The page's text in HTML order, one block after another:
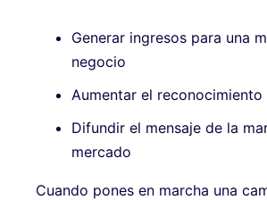
Generar ingresos para una
negocio
Aumentar el reconocimiento
Difundir el mensaje de la
mercado
Cuando pones en marcha una